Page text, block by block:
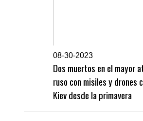
08-30-2023
Dos muertos en el mayor
ruso con misiles y drones
Kiev desde la primavera